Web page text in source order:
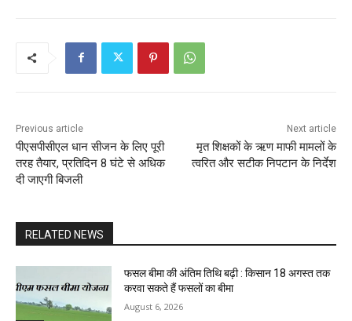
Previous article
पीएसपीसीएल धान सीजन के लिए पूरी
तरह तैयार, प्रतिदिन 8 घंटे से अधिक
दी जाएगी बिजली
Next article
मृत शिक्षकों के ऋण माफी मामलों के
त्वरित और सटीक निपटान के निर्देश
RELATED NEWS
फसल बीमा की अंतिम तिथि बढ़ी : किसान 18 अगस्त तक
करवा सकते हैं फसलों का बीमा
August 6, 2026